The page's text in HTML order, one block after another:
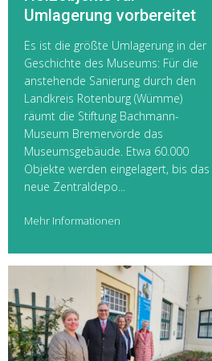
Umlagerung vorbereitet
Es ist die größte Umlagerung in der
Geschichte des Museums: Für die
anstehende Sanierung durch den
Landkreis Rotenburg (Wümme)
räumt die Stiftung Bachmann-
Museum Bremervörde das
Museumsgebäude. Etwa 60.000
Objekte werden eingelagert, bis das
neue Zentraldepo...
Mehr Informationen